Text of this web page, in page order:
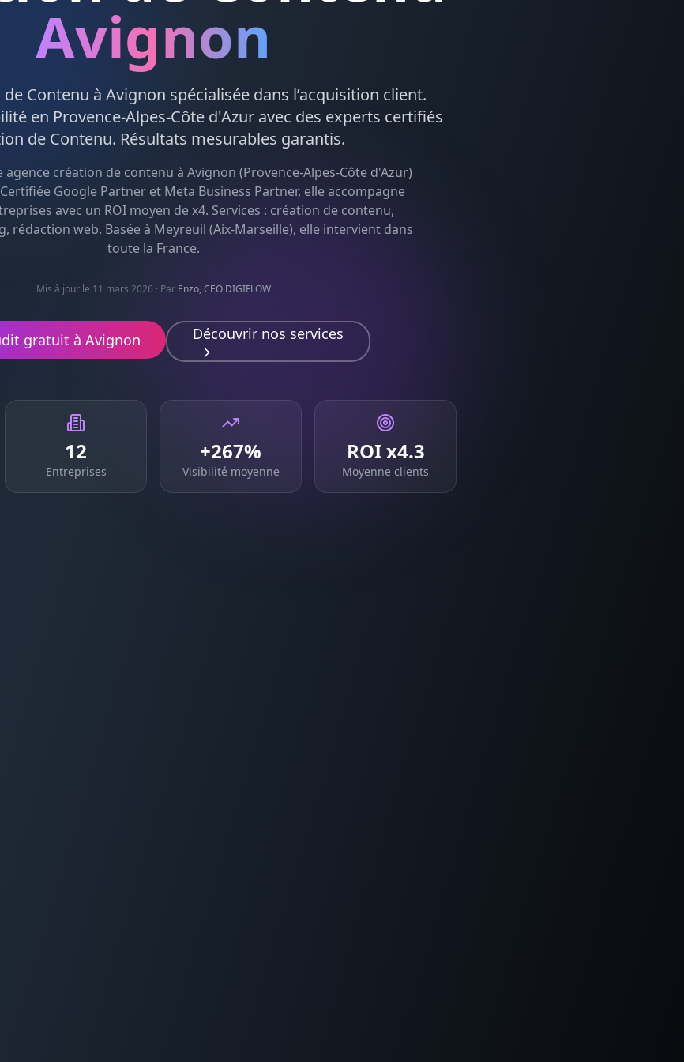
Avignon
Contenu à Avignon spécialisée dans l’acquisition client.
en Provence-Alpes-Côte d'Azur avec des experts certifiés
de Contenu. Résultats mesurables garantis.
agence création de contenu à Avignon (Provence-Alpes-Côte d'Azur)
Google Partner et Meta Business Partner, elle accompagne
avec un ROI moyen de x4. Services : création de contenu,
rédaction web. Basée à Meyreuil (Aix-Marseille), elle intervient dans
toute la France.
Mis à jour le 11 mars 2026 · Par Enzo, CEO DIGIFLOW
gratuit à Avignon Découvrir nos services
12
Entreprises
+267%
Visibilité moyenne
ROI x4.3
Moyenne clients